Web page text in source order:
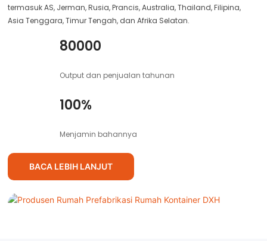
termasuk AS, Jerman, Rusia, Prancis, Australia, Thailand, Filipina,
Asia Tenggara, Timur Tengah, dan Afrika Selatan.
80000
Output dan penjualan tahunan
100%
Menjamin bahannya
BACA LEBIH LANJUT